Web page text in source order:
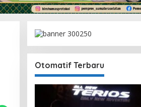
Otomatif Terbaru